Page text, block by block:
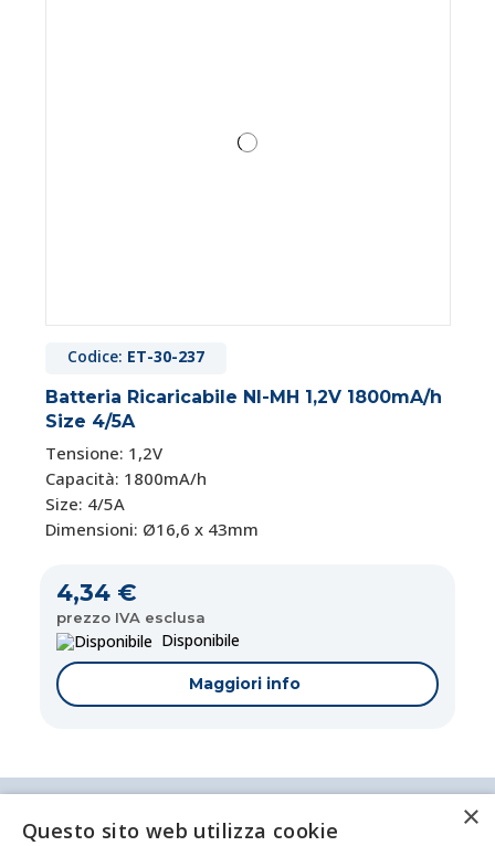
Codice: ET-30-237
Batteria Ricaricabile NI-MH 1,2V 1800mA/h
Size 4/5A
Tensione: 1,2V
Capacità: 1800mA/h
Size: 4/5A
Dimensioni: Ø16,6 x 43mm
4,34 €
prezzo IVA esclusa
Disponibile
Maggiori info
Antei & Paolucci S.r.l. Via Bologna, 70 A-B-C-D La
Spezia
×
Questo sito web utilizza cookie